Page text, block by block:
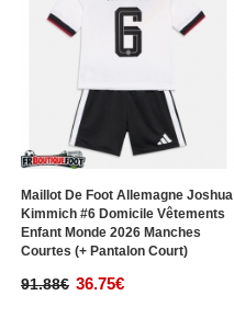
Maillot De Foot Allemagne Joshua
Kimmich #6 Domicile Vêtements
Enfant Monde 2026 Manches
Courtes (+ Pantalon Court)
91.88€ 36.75€